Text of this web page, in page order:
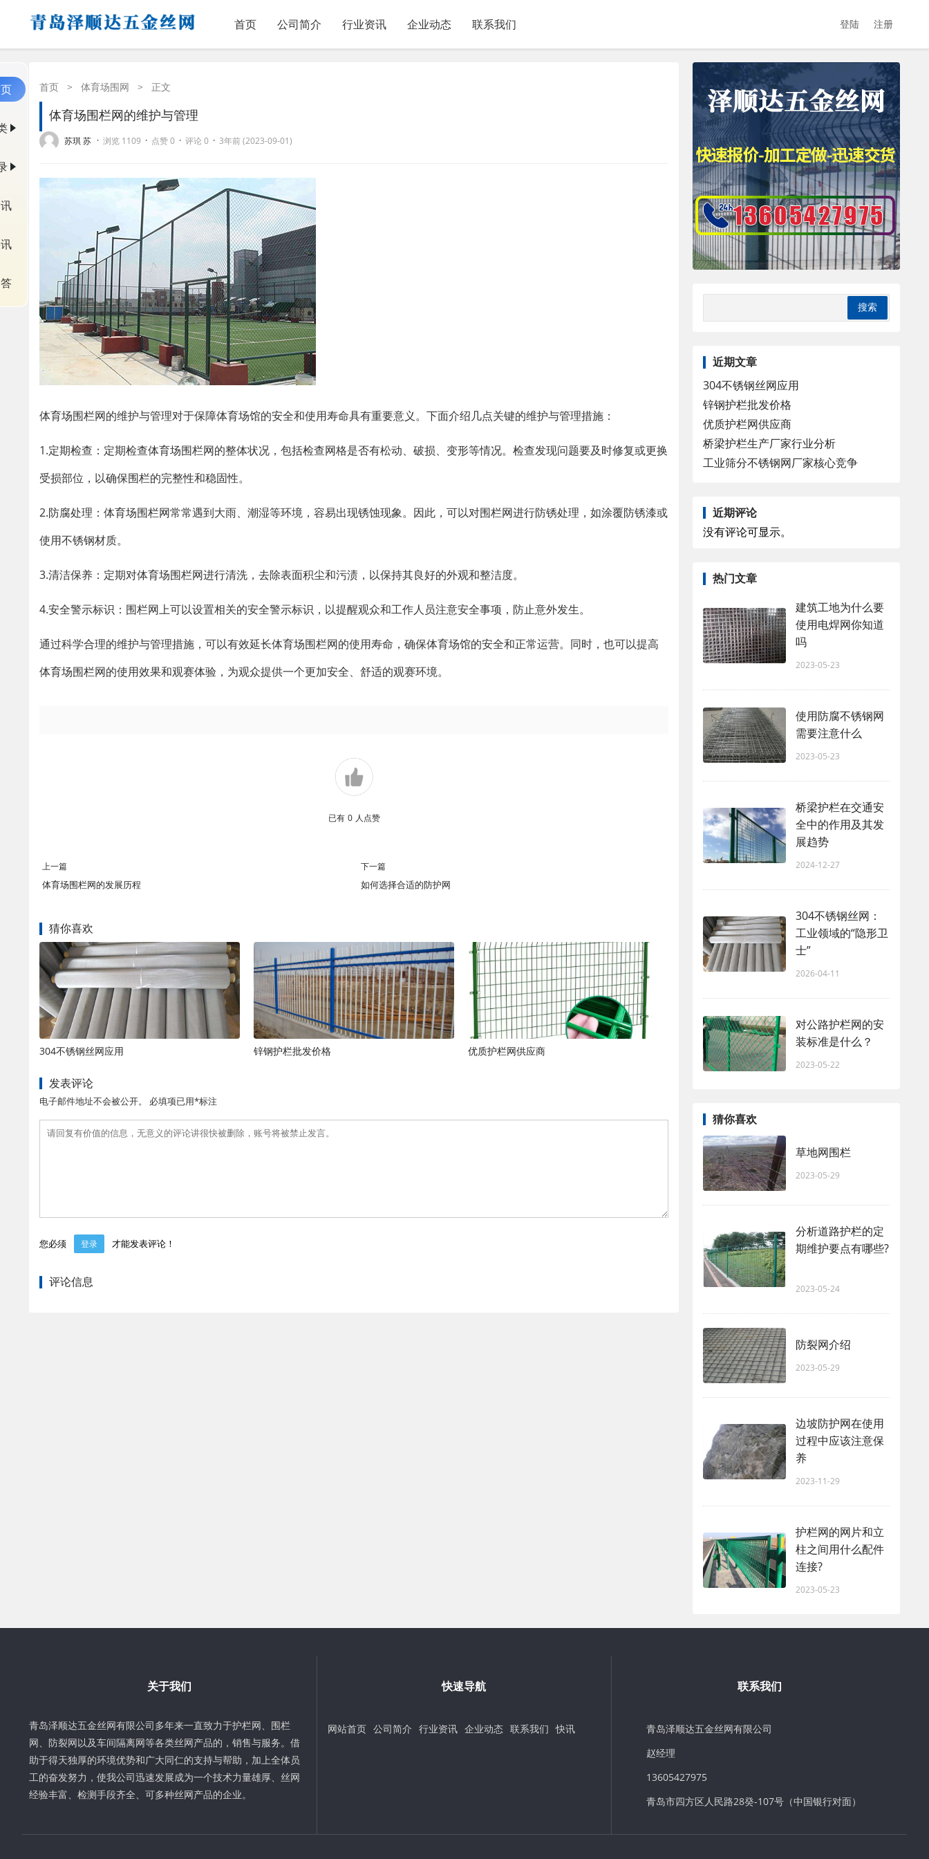
首页 公司简介 行业资讯 企业动态 联系我们 登陆 注册
首页 > 体育场围网 > 正文
体育场围栏网的维护与管理
苏琪 苏 · 浏览 1109 · 点赞 0 · 评论 0 · 3年前 (2023-09-01)
体育场围栏网的维护与管理对于保障体育场馆的安全和使用寿命具有重要意义。下面介绍几点关键的维护与管理措施：
1.定期检查：定期检查体育场围栏网的整体状况，包括检查网格是否有松动、破损、变形等情况。检查发现问题要及时修复或更换
受损部位，以确保围栏的完整性和稳固性。
2.防腐处理：体育场围栏网常常遇到大雨、潮湿等环境，容易出现锈蚀现象。因此，可以对围栏网进行防锈处理，如涂覆防锈漆或
使用不锈钢材质。
3.清洁保养：定期对体育场围栏网进行清洗，去除表面积尘和污渍，以保持其良好的外观和整洁度。
4.安全警示标识：围栏网上可以设置相关的安全警示标识，以提醒观众和工作人员注意安全事项，防止意外发生。
通过科学合理的维护与管理措施，可以有效延长体育场围栏网的使用寿命，确保体育场馆的安全和正常运营。同时，也可以提高
体育场围栏网的使用效果和观赛体验，为观众提供一个更加安全、舒适的观赛环境。
已有 0 人点赞
上一篇
体育场围栏网的发展历程
下一篇
如何选择合适的防护网
猜你喜欢
304不锈钢丝网应用 锌钢护栏批发价格 优质护栏网供应商
发表评论
电子邮件地址不会被公开。 必填项已用*标注
您必须 登录 才能发表评论！
评论信息
近期文章
304不锈钢丝网应用
锌钢护栏批发价格
优质护栏网供应商
桥梁护栏生产厂家行业分析
工业筛分不锈钢网厂家核心竞争
近期评论
没有评论可显示。
热门文章
建筑工地为什么要
使用电焊网你知道
吗
2023-05-23
使用防腐不锈钢网
需要注意什么
2023-05-23
桥梁护栏在交通安
全中的作用及其发
展趋势
2024-12-27
304不锈钢丝网：
工业领域的“隐形卫
士”
2026-04-11
对公路护栏网的安
装标准是什么？
2023-05-22
猜你喜欢
草地网围栏
2023-05-29
分析道路护栏的定
期维护要点有哪些?
2023-05-24
防裂网介绍
2023-05-29
边坡防护网在使用
过程中应该注意保
养
2023-11-29
护栏网的网片和立
柱之间用什么配件
连接?
2023-05-23
关于我们
青岛泽顺达五金丝网有限公司多年来一直致力于护栏网、围栏
网、防裂网以及车间隔离网等各类丝网产品的，销售与服务。借
助于得天独厚的环境优势和广大同仁的支持与帮助，加上全体员
工的奋发努力，使我公司迅速发展成为一个技术力量雄厚、丝网
经验丰富、检测手段齐全、可多种丝网产品的企业。
快速导航
网站首页 公司简介 行业资讯 企业动态 联系我们 快讯
联系我们
青岛泽顺达五金丝网有限公司
赵经理
13605427975
青岛市四方区人民路28癸-107号（中国银行对面）